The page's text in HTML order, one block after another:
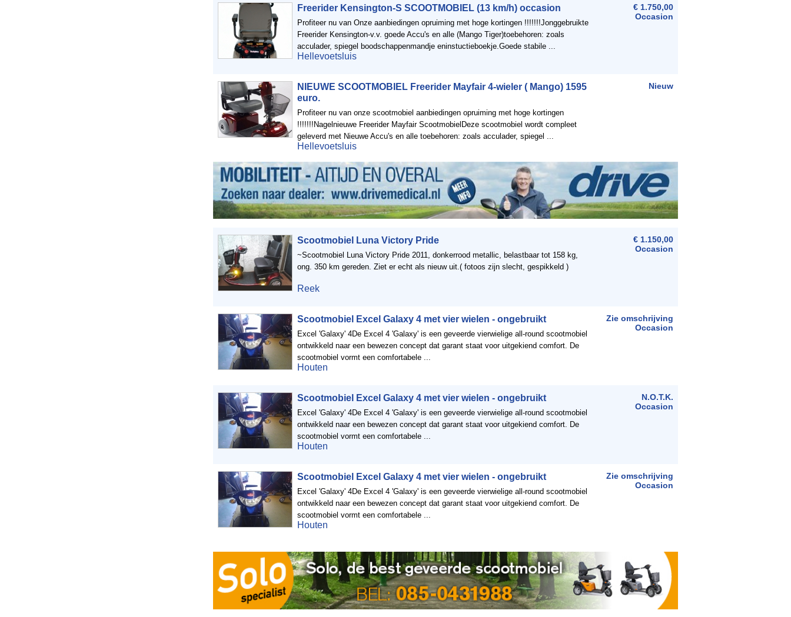
Freerider Kensington-S SCOOTMOBIEL (13 km/h) occasion
Profiteer nu van Onze aanbiedingen opruiming met hoge kortingen !!!!!!!Jonggebruikte
Freerider Kensington-v.v. goede Accu's en alle (Mango Tiger)toebehoren: zoals
acculader, spiegel boodschappenmandje eninstuctieboekje.Goede stabile ...
Hellevoetsluis
€ 1.750,00
Occasion
NIEUWE SCOOTMOBIEL Freerider Mayfair 4-wieler ( Mango) 1595
euro.
Profiteer nu van onze scootmobiel aanbiedingen opruiming met hoge kortingen
!!!!!!!Nagelnieuwe Freerider Mayfair ScootmobielDeze scootmobiel wordt compleet
geleverd met Nieuwe Accu's en alle toebehoren: zoals acculader, spiegel ...
Hellevoetsluis
Nieuw
Scootmobiel Luna Victory Pride
~Scootmobiel Luna Victory Pride 2011, donkerrood metallic, belastbaar tot 158 kg,
ong. 350 km gereden. Ziet er echt als nieuw uit.( fotoos zijn slecht, gespikkeld )
Reek
€ 1.150,00
Occasion
Scootmobiel Excel Galaxy 4 met vier wielen - ongebruikt
Excel 'Galaxy' 4De Excel 4 'Galaxy' is een geveerde vierwielige all-round scootmobiel
ontwikkeld naar een bewezen concept dat garant staat voor uitgekiend comfort. De
scootmobiel vormt een comfortabele ...
Houten
Zie omschrijving
Occasion
Scootmobiel Excel Galaxy 4 met vier wielen - ongebruikt
Excel 'Galaxy' 4De Excel 4 'Galaxy' is een geveerde vierwielige all-round scootmobiel
ontwikkeld naar een bewezen concept dat garant staat voor uitgekiend comfort. De
scootmobiel vormt een comfortabele ...
Houten
N.O.T.K.
Occasion
Scootmobiel Excel Galaxy 4 met vier wielen - ongebruikt
Excel 'Galaxy' 4De Excel 4 'Galaxy' is een geveerde vierwielige all-round scootmobiel
ontwikkeld naar een bewezen concept dat garant staat voor uitgekiend comfort. De
scootmobiel vormt een comfortabele ...
Houten
Zie omschrijving
Occasion